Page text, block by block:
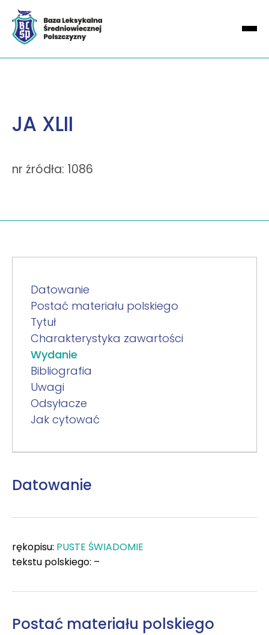
JA XLII
nr źródła: 1086
Datowanie
Postać materiału polskiego
Tytuł
Charakterystyka zawartości
Wydanie
Bibliografia
Uwagi
Odsyłacze
Jak cytować
Datowanie
rękopisu: PUSTE ŚWIADOMIE
tekstu polskiego: –
Postać materiału polskiego